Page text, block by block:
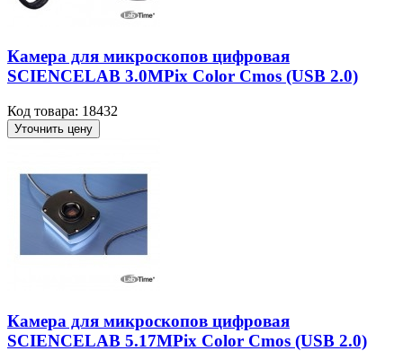
Камера для микроскопов цифровая
SCIENCELAB 3.0MPix Color Cmos (USB 2.0)
Код товара: 18432
Уточнить цену
Камера для микроскопов цифровая
SCIENCELAB 5.17MPix Color Cmos (USB 2.0)